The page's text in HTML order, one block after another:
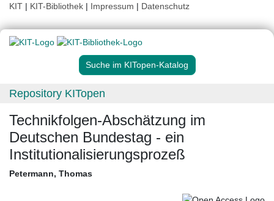
KIT | KIT-Bibliothek | Impressum | Datenschutz
Suche im KITopen-Katalog
Repository KITopen
Technikfolgen-Abschätzung im
Deutschen Bundestag - ein
Institutionalisierungsprozeß
Petermann, Thomas